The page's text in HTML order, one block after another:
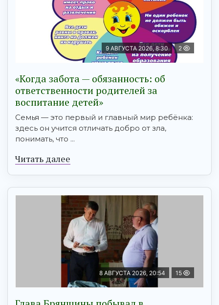
9 АВГУСТА 2026, 8:30 2
«Когда забота — обязанность: об
ответственности родителей за
воспитание детей»
Семья — это первый и главный мир ребёнка:
здесь он учится отличать добро от зла,
понимать, что ...
Читать далее
8 АВГУСТА 2026, 20:54 15